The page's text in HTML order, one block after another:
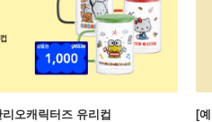
오캐릭터즈 유리컵 [